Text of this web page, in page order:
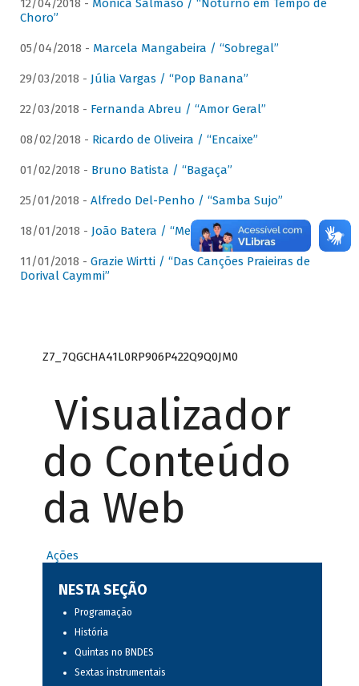
12/04/2018 - Mônica Salmaso / “Noturno em Tempo de
Choro”
05/04/2018 - Marcela Mangabeira / “Sobregal”
29/03/2018 - Júlia Vargas / “Pop Banana”
22/03/2018 - Fernanda Abreu / “Amor Geral”
08/02/2018 - Ricardo de Oliveira / “Encaixe”
01/02/2018 - Bruno Batista / “Bagaça”
25/01/2018 - Alfredo Del-Penho / “Samba Sujo”
18/01/2018 - João Batera / “Meu Pandeiro”
11/01/2018 - Grazie Wirtti / “Das Canções Praieiras de
Dorival Caymmi”
Z7_7QGCHA41L0RP906P422Q9Q0JM0
Visualizador
do Conteúdo
da Web
Ações
NESTA SEÇÃO
Programação
História
Quintas no BNDES
Sextas instrumentais